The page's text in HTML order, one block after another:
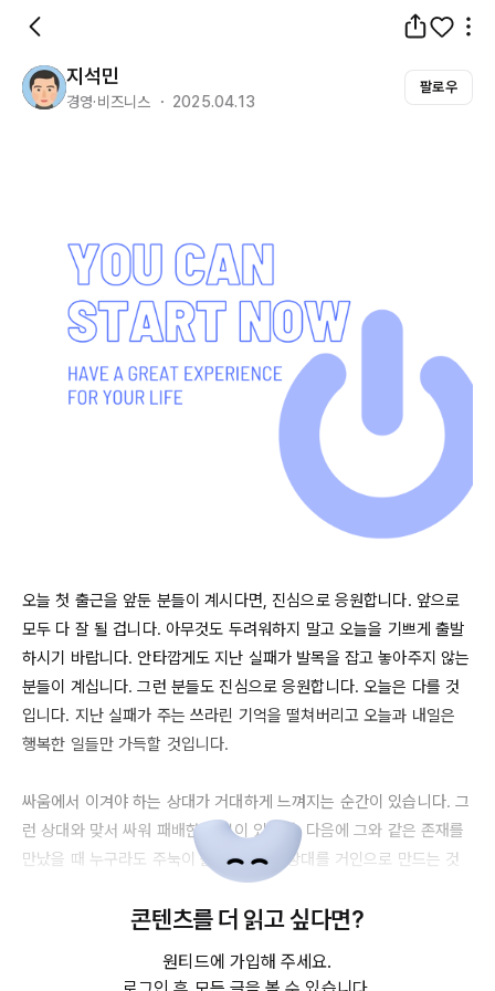
지석민
경영·비즈니스 ・ 2025.04.13
팔로우
오늘 첫 출근을 앞둔 분들이 계시다면, 진심으로 응원합니다. 앞으로
모두 다 잘 될 겁니다. 아무것도 두려워하지 말고 오늘을 기쁘게 출발
하시기 바랍니다. 안타깝게도 지난 실패가 발목을 잡고 놓아주지 않는
분들이 계십니다. 그런 분들도 진심으로 응원합니다. 오늘은 다를 것
입니다. 지난 실패가 주는 쓰라린 기억을 떨쳐버리고 오늘과 내일은
행복한 일들만 가득할 것입니다.
싸움에서 이겨야 하는 상대가 거대하게 느껴지는 순간이 있습니다. 그
런 상대와 맞서 싸워 패배한 기억이 있다면, 다음에 그와 같은 존재를
만났을 때 누구라도 주눅이 들 것입니다. 상대를 거인으로 만드는 것
과 좆밥으로 만드는 것은 온전히 자신을 향한 믿음에 달려 있습니다.
물리적 크기가 아무리 크더라도 상대가 좆밥이라고 인식한다면 얼마
콘텐츠를 더 읽고 싶다면?
원티드에 가입해 주세요.